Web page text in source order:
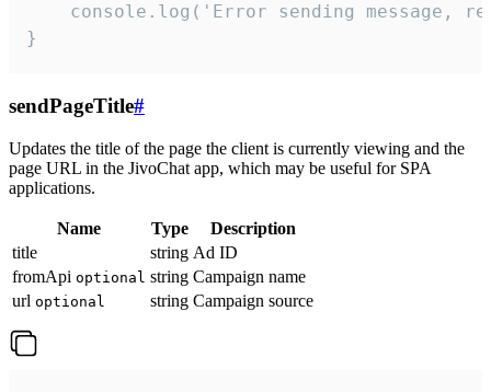
console.log('Error sending message,
}
sendPageTitle#
Updates the title of the page the client is currently viewing and the
page URL in the JivoChat app, which may be useful for SPA
applications.
Name Type
Description
title
string Ad ID
fromApi optional string Campaign name
url optional string Campaign source